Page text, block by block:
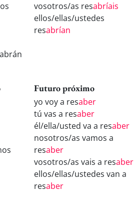
vosotros/as resabríais
ellos/ellas/ustedes
resabrían
Futuro próximo
yo voy a resaber
tú vas a resaber
él/ella/usted va a resaber
nosotros/as vamos a
resaber
vosotros/as vais a resaber
ellos/ellas/ustedes van a
resaber